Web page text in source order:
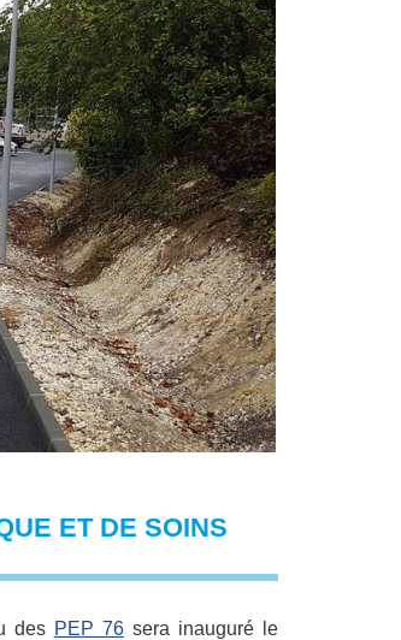
ET DE SOINS
des PEP 76sera inauguré le